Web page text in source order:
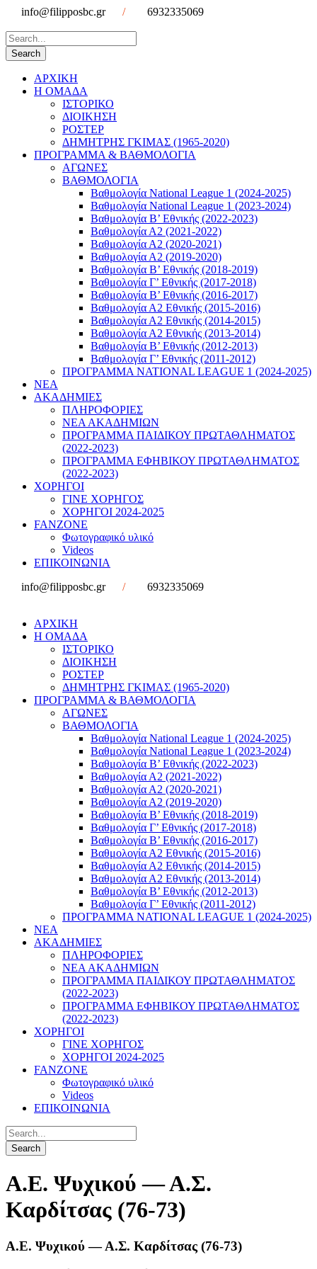
info@filipposbc.gr / 6932335069
ΑΡΧΙΚΗ
Η ΟΜΑΔΑ
ΙΣΤΟΡΙΚΟ
ΔΙΟΙΚΗΣΗ
ΡΟΣΤΕΡ
ΔΗΜΗΤΡΗΣ ΓΚΙΜΑΣ (1965-2020)
ΠΡΟΓΡΑΜΜΑ & ΒΑΘΜΟΛΟΓΙΑ
ΑΓΩΝΕΣ
ΒΑΘΜΟΛΟΓΙΑ
Βαθμολογία National League 1 (2024-2025)
Βαθμολογία National League 1 (2023-2024)
Βαθμολογία Β’ Εθνικής (2022-2023)
Βαθμολογία Α2 (2021-2022)
Βαθμολογία Α2 (2020-2021)
Βαθμολογία Α2 (2019-2020)
Βαθμολογία B’ Εθνικής (2018-2019)
Βαθμολογία Γ’ Εθνικής (2017-2018)
Βαθμολογία Β’ Εθνικής (2016-2017)
Βαθμολογία Α2 Εθνικής (2015-2016)
Βαθμολογία Α2 Εθνικής (2014-2015)
Βαθμολογία Α2 Εθνικής (2013-2014)
Βαθμολογία Β’ Εθνικής (2012-2013)
Βαθμολογία Γ’ Εθνικής (2011-2012)
ΠΡΟΓΡΑΜΜΑ NATIONAL LEAGUE 1 (2024-2025)
ΝΕΑ
ΑΚΑΔΗΜΙΕΣ
ΠΛΗΡΟΦΟΡΙΕΣ
ΝΕΑ ΑΚΑΔΗΜΙΩΝ
ΠΡΟΓΡΑΜΜΑ ΠΑΙΔΙΚΟΥ ΠΡΩΤΑΘΛΗΜΑΤΟΣ
(2022-2023)
ΠΡΟΓΡΑΜΜΑ ΕΦΗΒΙΚΟΥ ΠΡΩΤΑΘΛΗΜΑΤΟΣ
(2022-2023)
ΧΟΡΗΓΟΙ
ΓΙΝΕ ΧΟΡΗΓΟΣ
ΧΟΡΗΓΟΙ 2024-2025
FANZONE
Φωτογραφικό υλικό
Videos
ΕΠΙΚΟΙΝΩΝΙΑ
info@filipposbc.gr
/ 6932335069
ΑΡΧΙΚΗ
Η ΟΜΑΔΑ
ΙΣΤΟΡΙΚΟ
ΔΙΟΙΚΗΣΗ
ΡΟΣΤΕΡ
ΔΗΜΗΤΡΗΣ ΓΚΙΜΑΣ (1965-2020)
ΠΡΟΓΡΑΜΜΑ & ΒΑΘΜΟΛΟΓΙΑ
ΑΓΩΝΕΣ
ΒΑΘΜΟΛΟΓΙΑ
Βαθμολογία National League 1 (2024-2025)
Βαθμολογία National League 1 (2023-2024)
Βαθμολογία Β’ Εθνικής (2022-2023)
Βαθμολογία Α2 (2021-2022)
Βαθμολογία Α2 (2020-2021)
Βαθμολογία Α2 (2019-2020)
Βαθμολογία B’ Εθνικής (2018-2019)
Βαθμολογία Γ’ Εθνικής (2017-2018)
Βαθμολογία Β’ Εθνικής (2016-2017)
Βαθμολογία Α2 Εθνικής (2015-2016)
Βαθμολογία Α2 Εθνικής (2014-2015)
Βαθμολογία Α2 Εθνικής (2013-2014)
Βαθμολογία Β’ Εθνικής (2012-2013)
Βαθμολογία Γ’ Εθνικής (2011-2012)
ΠΡΟΓΡΑΜΜΑ NATIONAL LEAGUE 1 (2024-2025)
ΝΕΑ
ΑΚΑΔΗΜΙΕΣ
ΠΛΗΡΟΦΟΡΙΕΣ
ΝΕΑ ΑΚΑΔΗΜΙΩΝ
ΠΡΟΓΡΑΜΜΑ ΠΑΙΔΙΚΟΥ ΠΡΩΤΑΘΛΗΜΑΤΟΣ
(2022-2023)
ΠΡΟΓΡΑΜΜΑ ΕΦΗΒΙΚΟΥ ΠΡΩΤΑΘΛΗΜΑΤΟΣ
(2022-2023)
ΧΟΡΗΓΟΙ
ΓΙΝΕ ΧΟΡΗΓΟΣ
ΧΟΡΗΓΟΙ 2024-2025
FANZONE
Φωτογραφικό υλικό
Videos
ΕΠΙΚΟΙΝΩΝΙΑ
Α.Ε. Ψυχικού — Α.Σ.
Καρδίτσας (76-73)
Α.Ε. Ψυχικού — Α.Σ. Καρδίτσας (76-73)